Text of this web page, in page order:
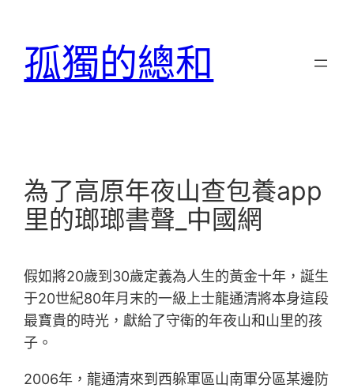
孤獨的總和
為了高原年夜山查包養app
里的瑯瑯書聲_中國網
假如將20歲到30歲定義為人生的黃金十年，誕生
于20世紀80年月末的一級上士龍通清將本身這段
最寶貴的時光，獻給了守衛的年夜山和山里的孩
子。
2006年，龍通清來到西躲軍區山南軍分區某邊防